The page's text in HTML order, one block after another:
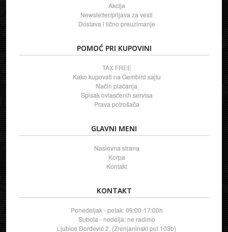
Akcija
Newsletter/prijava za vesti
Dostava i lično preuzimanje
POMOĆ PRI KUPOVINI
TAX FREE
Kako kupovati na Gembird sajtu
Način plaćanja
Spisak ovlasćenih servisa
Prava potrošača
GLAVNI MENI
Naslovna strana
Korpa
Kontakt
KONTAKT
Ponedeljak - petak: 09:00-17:00h
Subota - nedelja: ne radimo
Ljubice Đorđević 2, (Zrenjaninski put 103b)